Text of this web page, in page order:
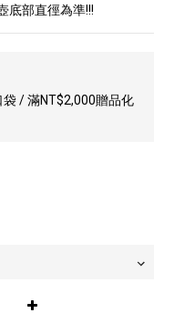
底部直徑為準!!!
/ 滿NT$2,000贈品化